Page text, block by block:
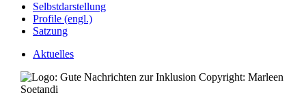
Selbstdarstellung
Profile (engl.)
Satzung
Aktuelles